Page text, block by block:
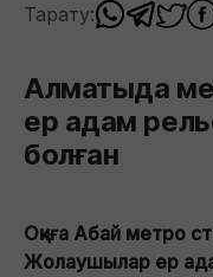
Тарату:
Алматыда
ер адам
болған
Оқиға Абай метро
Жолаушылар ер